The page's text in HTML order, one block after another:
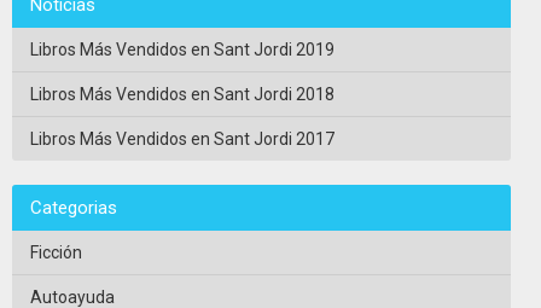
Noticias
Libros Más Vendidos en Sant Jordi 2019
Libros Más Vendidos en Sant Jordi 2018
Libros Más Vendidos en Sant Jordi 2017
Categorias
Ficción
Autoayuda